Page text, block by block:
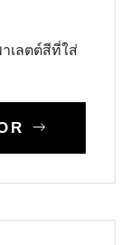
าเลตต์สีที่ใส่